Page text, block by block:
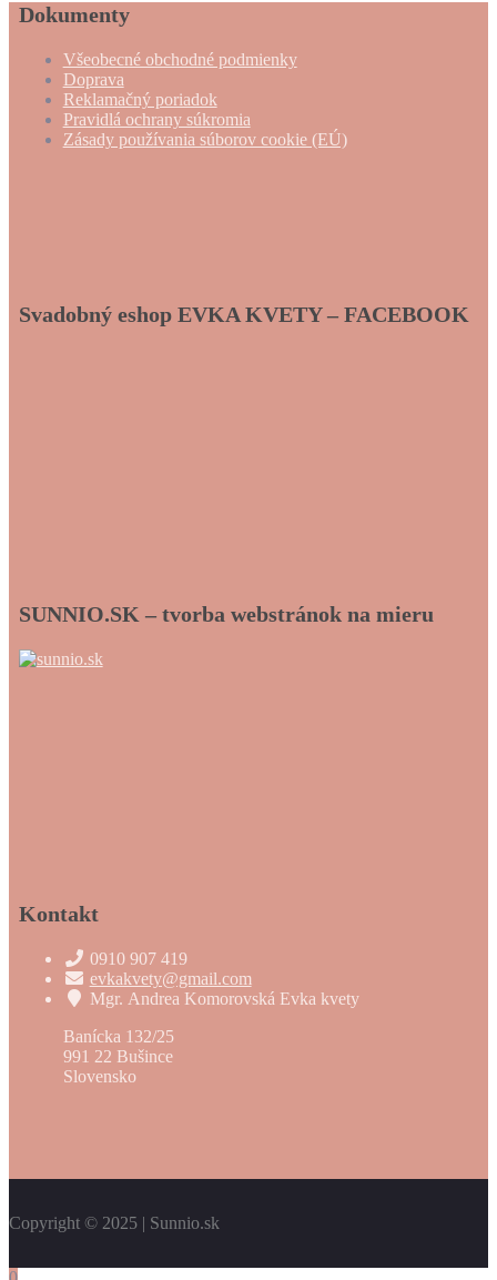
Dokumenty
Všeobecné obchodné podmienky
Doprava
Reklamačný poriadok
Pravidlá ochrany súkromia
Zásady používania súborov cookie (EÚ)
Svadobný eshop EVKA KVETY – FACEBOOK
SUNNIO.SK – tvorba webstránok na mieru
Kontakt
0910 907 419
evkakvety@gmail.com
Mgr. Andrea Komorovská Evka kvety
Banícka 132/25
991 22 Bušince
Slovensko